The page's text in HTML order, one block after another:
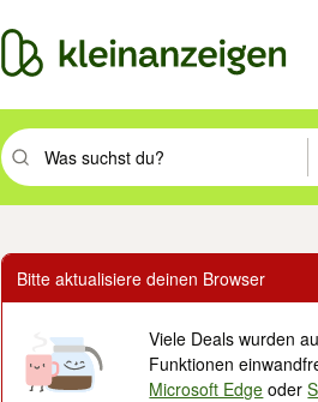
Suchbegriff eingeben. Eingabetaste
Bitte aktualisiere deinen Browser
Viele Deals wurden
Funktionen
Microsoft Edge oder